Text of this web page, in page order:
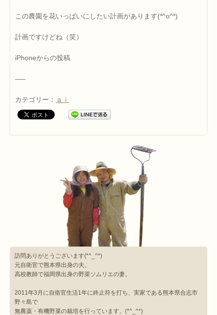
この農園を花いっぱいにしたい計画があります(*^o^*)
計画ですけどね（笑）
iPhoneからの投稿
—–
カテゴリー： ａｉ
訪問ありがとうございます(*^_^*)
元自衛官で熊本県出身の夫。
高校教師で福岡県出身の野菜ソムリエの妻。
2011年3月に自衛官生活1年に終止符を打ち、実家である熊本県合志市
野々島で
無農薬・有機野菜の栽培を行っています。(*^_^*)